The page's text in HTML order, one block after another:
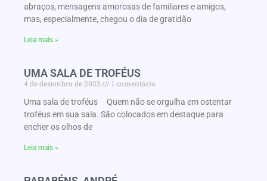
abraços, mensagens amorosas de familiares e amigos,
mas, especialmente, chegou o dia de gratidão
Leia mais »
UMA SALA DE TROFÉUS
4 de dezembro de 2023
1 comentário
Uma sala de troféus Quem não se orgulha em ostentar
troféus em sua sala. São colocados em destaque para
encher os olhos de
Leia mais »